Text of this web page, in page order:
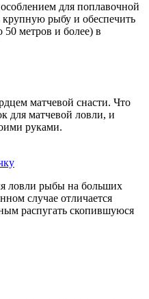
для поплавочной
рыбу и обеспечить
50 метров и более) в
матчевой снасти. Что
для матчевой ловли, и
руками.
ловли рыбы на больших
случае отличается
распугать скопившуюся